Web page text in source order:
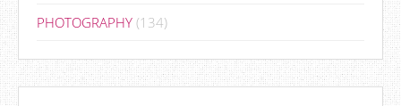
PHOTOGRAPHY (134)